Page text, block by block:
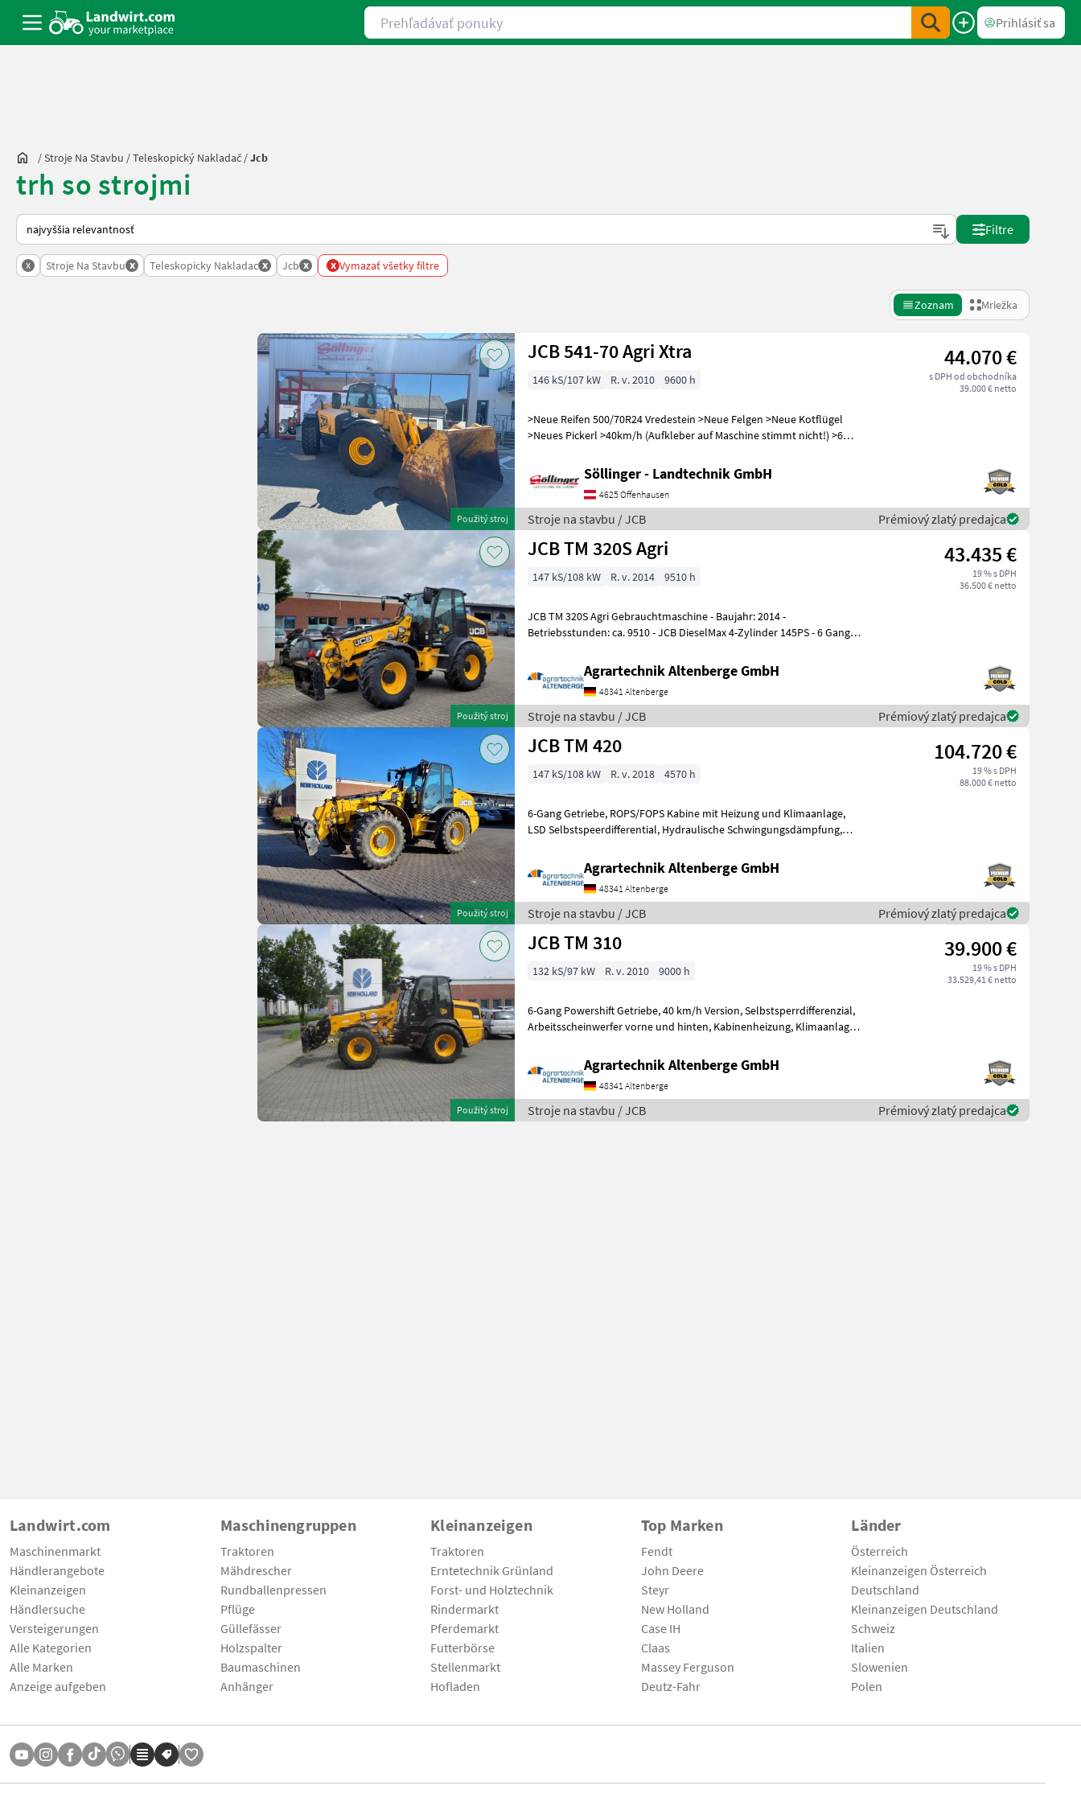
Prehľadávať ponuky
Prihlásiť sa
/Stroje Na Stavbu /Teleskopický Nakladač /Jcb
trh so strojmi
Takto sa vykonáva triedenie na Landwirt.com
Filtre
x Stroje Na Stavbu x Teleskopicky Nakladac x Jcb x x Vymazať všetky filtre
Zoznam Mriežka
Použitý stroj
JCB 541-70 Agri Xtra 44.070 €
s DPH od obchodníka
39.000 € netto
146 kS/107 kW R. v. 2010 9600 h
>Neue Reifen 500/70R24 Vredestein >Neue Felgen >Neue Kotflügel
>Neues Pickerl >40km/h (Aufkleber auf Maschine stimmt nicht!) >6
Söllinger - Landtechnik GmbH
4625 Offenhausen
Stroje na stavbu / JCB Prémiový zlatý predajca
Použitý stroj
JCB TM 320S Agri 43.435 €
19 % s DPH
36.500 € netto
147 kS/108 kW R. v. 2014 9510 h
JCB TM 320S Agri Gebrauchtmaschine - Baujahr: 2014 -
Betriebsstunden: ca. 9510 - JCB DieselMax 4-Zylinder 145PS - 6 Gang
Agrartechnik Altenberge GmbH
48341 Altenberge
Stroje na stavbu / JCB Prémiový zlatý predajca
Použitý stroj
JCB TM 420 104.720 €
19 % s DPH
88.000 € netto
147 kS/108 kW R. v. 2018 4570 h
6-Gang Getriebe, ROPS/FOPS Kabine mit Heizung und Klimaanlage,
LSD Selbstspeerdifferential, Hydraulische Schwingungsdämpfung,
Agrartechnik Altenberge GmbH
48341 Altenberge
Stroje na stavbu / JCB Prémiový zlatý predajca
Použitý stroj
JCB TM 310 39.900 €
19 % s DPH
33.529,41 € netto
132 kS/97 kW R. v. 2010 9000 h
6-Gang Powershift Getriebe, 40 km/h Version, Selbstsperrdifferenzial,
Arbeitsscheinwerfer vorne und hinten, Kabinenheizung, Klimaanlage,
Agrartechnik Altenberge GmbH
48341 Altenberge
Stroje na stavbu / JCB Prémiový zlatý predajca
Landwirt.com
Maschinenmarkt
Händlerangebote
Kleinanzeigen
Händlersuche
Versteigerungen
Alle Kategorien
Alle Marken
Anzeige aufgeben
Maschinengruppen
Traktoren
Mähdrescher
Rundballenpressen
Pflüge
Güllefässer
Holzspalter
Baumaschinen
Anhänger
Kleinanzeigen
Traktoren
Erntetechnik Grünland
Forst- und Holztechnik
Rindermarkt
Pferdemarkt
Futterbörse
Stellenmarkt
Hofladen
Top Marken
Fendt
John Deere
Steyr
New Holland
Case IH
Claas
Massey Ferguson
Deutz-Fahr
Länder
Österreich
Kleinanzeigen Österreich
Deutschland
Kleinanzeigen Deutschland
Schweiz
Italien
Slowenien
Polen